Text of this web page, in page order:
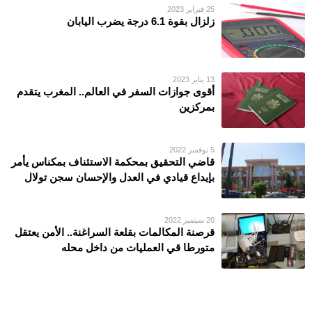
25 فبراير 2023
زلزال بقوة 6.1 درجة يضرب اليابان
13 يناير 2023
أقوى جوازات السفر في العالم.. المغرب يتقدم
بمركزين
5 نوفمبر 2022
قاضي التحقيق بمحكمة الاستئناف بمكناس يأمر
بإيداع قيادي في العدل والإحسان سجن تولال
20 سبتمبر 2022
قرصنة المكالمات بقلعة السراغنة.. الأمن يعتقل
متورطا قي العمليات من داخل محله